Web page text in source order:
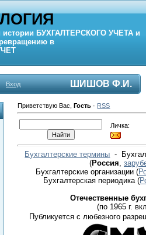
БУХГАЛТЕРСКОГО УЧЕТА и
в
Вход ШИШОВ Ф.И.
Приветствую Вас ,Гость · RSS
Личка:
Бухгалтерские термины -
(Россия
Бухгалтерские организации (
Бухгалтерская периодика(
Отечественные
(по 1965 г.
Публикуется с любезного